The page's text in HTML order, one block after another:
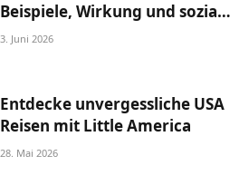
Beispiele, Wirkung und soziale
Einordnung
3. Juni 2026
Entdecke unvergessliche USA
Reisen mit Little America
28. Mai 2026